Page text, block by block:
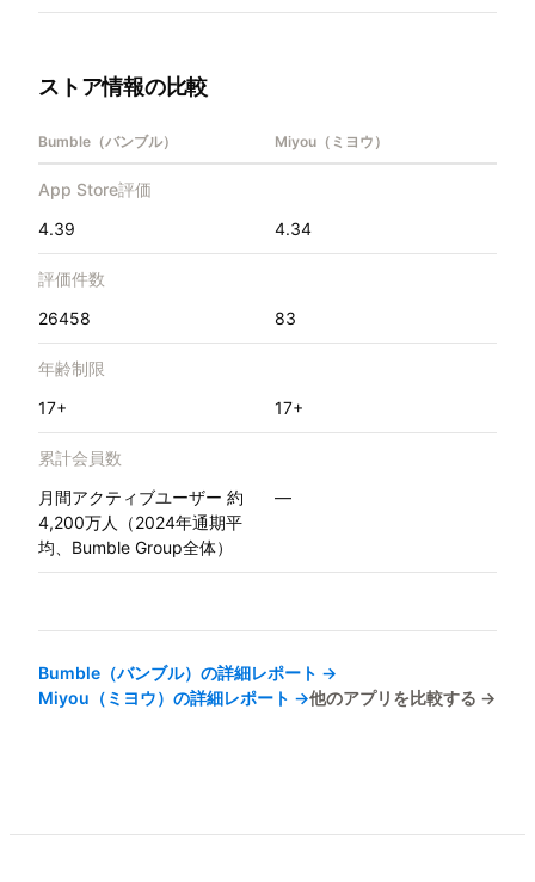
ストア情報の比較
Bumble（バンブル） Miyou（ミヨウ）
App Store評価
4.39
4.34
評価件数
26458
83
年齢制限
17+
17+
累計会員数
月間アクティブユーザー 約
4,200万人（2024年通期平
均、Bumble Group全体）
—
Bumble（バンブル） の詳細レポート →
Miyou（ミヨウ） の詳細レポート →他のアプリを比較する →